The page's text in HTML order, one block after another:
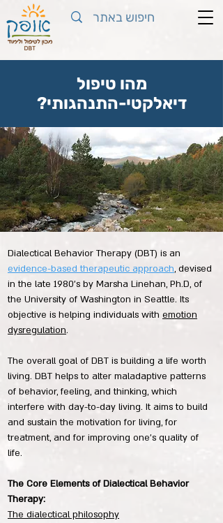
מהו טיפול
דיאלקטי-התנהגותי?
Dialectical Behavior Therapy (DBT) is an
evidence-based therapeutic approach, devised
in the late 1980’s by Marsha Linehan, Ph.D, of
the University of Washington in Seattle. Its
objective is helping individuals with emotion
dysregulation.
The overall goal of DBT is building a life worth
living. DBT helps to alter maladaptive patterns
of behavior, feeling, and thinking, which
interfere with day-to-day living. It aims to build
and sustain the motivation for living, for
treatment, and for improving one’s quality of
life.
The Core Elements of Dialectical Behavior
Therapy:
The dialectical philosophy